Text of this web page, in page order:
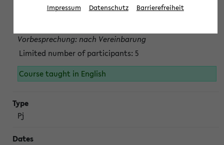
Persönliche Anmeldung beim Veranstalter ist unbedingt
Vorbesprechung: nach Vereinbarung
Limited number of participants: 5
Course taught in English
Pj
Impressum Datenschutz Barrierefreiheit